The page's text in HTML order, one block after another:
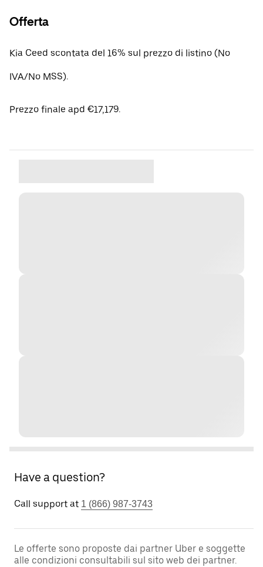
Offerta
Kia Ceed scontata del 16% sul prezzo di listino (No
IVA/No MSS).
Prezzo finale apd €17,179.
Have a question?
Call support at 1 (866) 987-3743
Le offerte sono proposte dai partner Uber e soggette
alle condizioni consultabili sul sito web dei partner.